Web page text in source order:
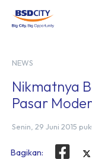
NEWS
Nikmatnya
Pasar
Senin, 29 Juni 2015
Bagikan: